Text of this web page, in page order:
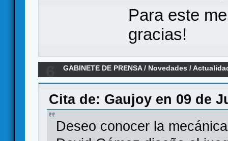
Para este
gracias!
GABINETE DE PRENSA/ Novedades /
Guerra Imposible". Bellica Third Generation.
Cita de: Gaujoy en 09 de
Deseo conocer la